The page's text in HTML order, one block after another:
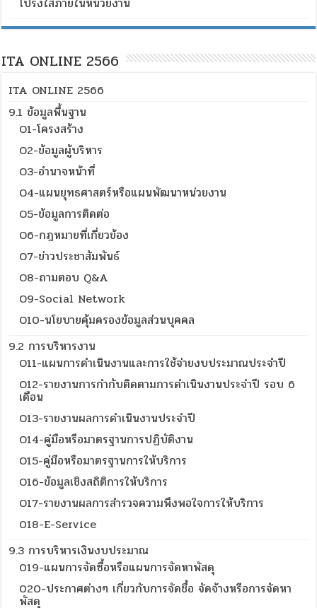
ITA ONLINE 2566
ITA ONLINE 2566
9.1 ข้อมูลพื้นฐาน
O1-โครงสร้าง
O2-ข้อมูลผู้บริหาร
O3-อำนาจหน้าที่
O4-แผนยุทธศาสตร์หรือแผนพัฒนาหน่วยงาน
O5-ข้อมูลการติดต่อ
O6-กฎหมายที่เกี่ยวข้อง
O7-ข่าวประชาสัมพันธ์
O8-ถามตอบ Q&A
O9-Social Network
O10-นโยบายคุ้มครองข้อมูลส่วนบุคคล
9.2 การบริหารงาน
O11-แผนการดำเนินงานและการใช้จ่ายงบประมาณประจำปี
O12-รายงานการกำกับติดตามการดำเนินงานประจำปี รอบ 6
เดือน
O13-รายงานผลการดำเนินงานประจำปี
O14-คู่มือหรือมาตรฐานการปฏิบัติงาน
O15-คู่มือหรือมาตรฐานการให้บริการ
O16-ข้อมูลเชิงสถิติการให้บริการ
O17-รายงานผลการสำรวจความพึงพอใจการให้บริการ
018-E-Service
9.3 การบริหารเงินงบประมาณ
019-แผนการจัดซื้อหรือแผนการจัดหาพัสดุ
020-ประกาศต่างๆ เกี่ยวกับการจัดชื้อ จัดจ้างหรือการจัดหา
พัสดุ